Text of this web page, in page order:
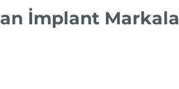
İmplant